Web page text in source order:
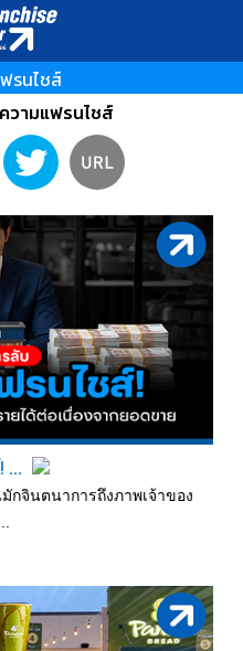
รนไชส์
วามแฟรนไชส์
กจินตนาการถึงภาพเจ้าของ